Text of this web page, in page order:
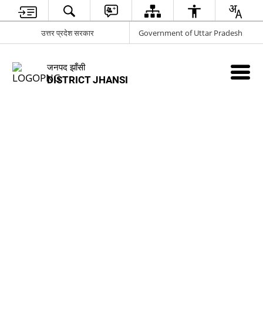
उत्तर प्रदेश सरकार Government of Uttar Pradesh
जनपद झाँसी
DISTRICT JHANSI